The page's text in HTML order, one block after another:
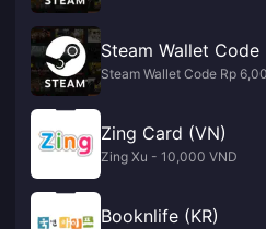
Steam Wallet Code
Steam Wallet Code Rp
Zing Card (VN)
Zing Xu - 10,000 VND
Booknlife (KR)